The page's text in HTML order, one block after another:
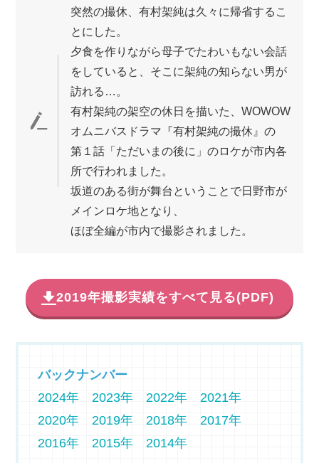
突然の撮休、有村架純は久々に帰省するこ
とにした。
夕食を作りながら母子でたわいもない会話
をしていると、そこに架純の知らない男が
訪れる…。
有村架純の架空の休日を描いた、WOWOW
オムニバスドラマ『有村架純の撮休』の
第１話「ただいまの後に」のロケが市内各
所で行われました。
坂道のある街が舞台ということで日野市が
メインロケ地となり、
ほぼ全編が市内で撮影されました。
2019年撮影実績をすべて見る(PDF)
バックナンバー
2024年
2023年 2022年
2021年
2020年
2019年 2018年
2017年
2016年
2015年 2014年